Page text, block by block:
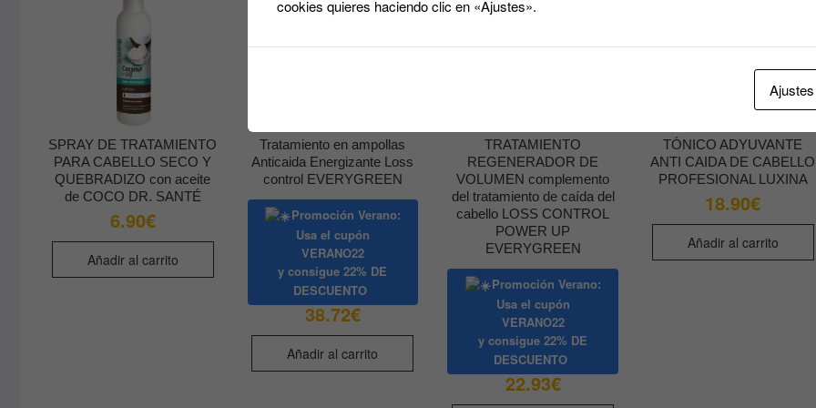
SPRAY DE TRATAMIENTO
PARA CABELLO SECO Y
QUEBRADIZO con aceite
de COCO DR. SANTÉ
6.90€
Añadir al carrito
Tratamiento en ampollas
Anticaida Energizante Loss
control EVERYGREEN
Promoción Verano:
Usa el cupón
VERANO22
y consigue 22% DE
DESCUENTO
38.72€
Añadir al carrito
TRATAMIENTO
REGENERADOR DE
VOLUMEN complemento
del tratamiento de caída del
cabello LOSS CONTROL
POWER UP
EVERYGREEN
Promoción Verano:
Usa el cupón
VERANO22
y consigue 22% DE
DESCUENTO
22.93€
TÓNICO ADYUVANTE
ANTI CAIDA DE CABELLO
PROFESIONAL LUXINA
18.90€
Añadir al carrito
cookies quieres haciendo clic en «Ajustes».
Ajustes